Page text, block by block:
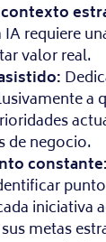
IA requiere
valor real.
a
de negocio.
iniciativa
metas